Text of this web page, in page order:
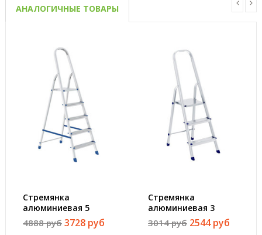
АНАЛОГИЧНЫЕ ТОВАРЫ
Стремянка
алюминиевая 5
ступеней Сибртех
97715
4888 руб 3728 руб
Стремянка
алюминиевая 3
ступени Сибртех
97713
3014 руб 2544 руб